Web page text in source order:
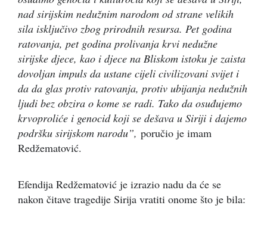
nad sirijskim nedužnim narodom od strane velikih
sila isključivo zbog prirodnih resursa. Pet godina
ratovanja, pet godina prolivanja krvi nedužne
sirijske djece, kao i djece na Bliskom istoku je zaista
dovoljan impuls da ustane cijeli civilizovani svijet i
da da glas protiv ratovanja, protiv ubijanja nedužnih
ljudi bez obzira o kome se radi. Tako da osuđujemo
krvoproliće i genocid koji se dešava u Siriji i dajemo
podršku sirijskom narodu”, poručio je imam
Redžematović.
Efendija Redžematović je izrazio nadu da će se
nakon čitave tragedije Sirija vratiti onome što je bila: